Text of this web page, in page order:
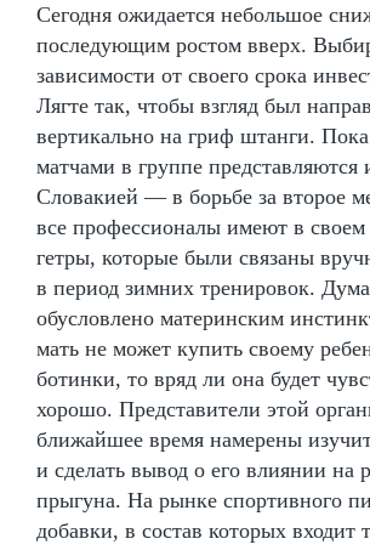
Сегодня ожидается небольшое
последующим ростом вверх.
зависимости от своего срока
Лягте так, чтобы взгляд был
вертикально на гриф штанги.
матчами в группе представляются
Словакией — в борьбе за второе
все профессионалы имеют в своем
гетры, которые были связаны
в период зимних тренировок.
обусловлено материнским
мать не может купить своему
ботинки, то вряд ли она будет
хорошо. Представители этой
ближайшее время намерены
и сделать вывод о его влиянии на
прыгуна. На рынке спортивного
добавки, в состав которых входит